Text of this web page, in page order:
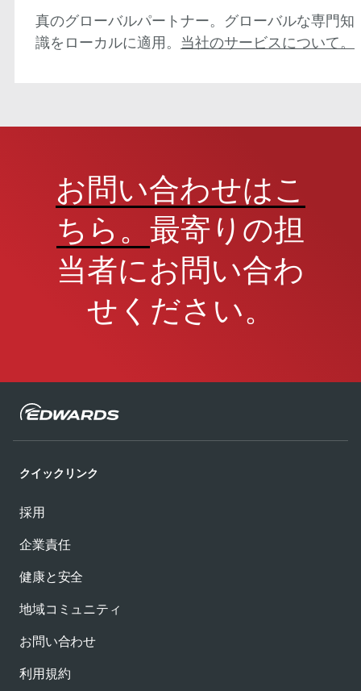
真のグローバルパートナー。グローバルな専門知
識をローカルに適用。 当社のサービスについて。
お問い合わせはこ
ちら。 最寄りの担
当者にお問い合わ
せください。
クイックリンク
採用
企業責任
健康と安全
地域コミュニティ
お問い合わせ
利用規約